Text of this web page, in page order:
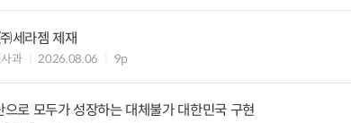
세라젬 제재
과 2026.08.06 9p
로 모두가 성장하는 대체불가 대한민국 구현